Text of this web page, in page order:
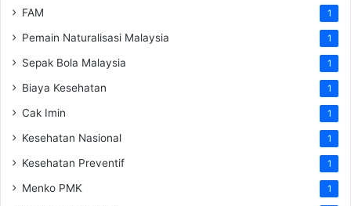
FAM 1
Pemain Naturalisasi Malaysia 1
Sepak Bola Malaysia 1
Biaya Kesehatan 1
Cak Imin 1
Kesehatan Nasional 1
Kesehatan Preventif 1
Menko PMK 1